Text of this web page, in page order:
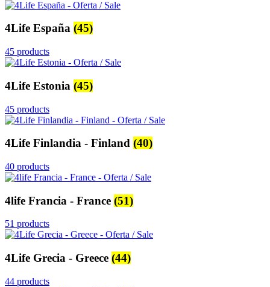
4Life España (45)
45 products
4Life Estonia (45)
45 products
4Life Finlandia - Finland (40)
40 products
4life Francia - France (51)
51 products
4Life Grecia - Greece (44)
44 products